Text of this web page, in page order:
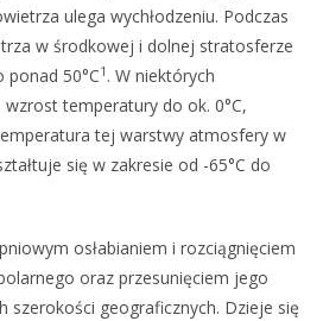
ulega wychłodzeniu. Podczas
w środkowej i dolnej stratosferze
50°C1 . W niektórych
temperatury do ok. 0°C,
tej warstwy atmosfery w
się w zakresie od -65°C do
osłabianiem i rozciągnięciem
oraz przesunięciem jego
szerokości geograficznych. Dzieje się